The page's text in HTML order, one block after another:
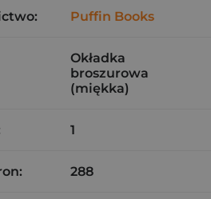
Puffin Books
Okładka
broszurowa
(miękka)
1
288